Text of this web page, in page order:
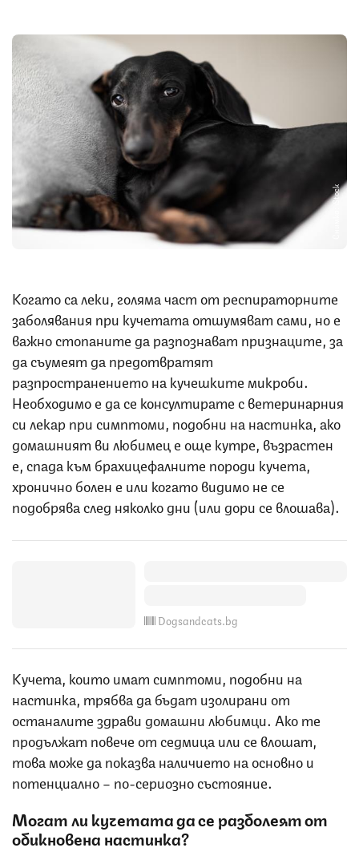
Снимка: iStock
Когато са леки, голяма част от респираторните
заболявания при кучетата отшумяват сами, но е
важно стопаните да разпознават признаците, за
да съумеят да предотвратят
разпространението на кучешките микроби.
Необходимо е да се консултирате с ветеринарния
си лекар при симптоми, подобни на настинка, ако
домашният ви любимец е още кутре, възрастен
е, спада към брахицефалните породи кучета,
хронично болен е или когато видимо не се
подобрява след няколко дни (или дори се влошава).
Dogsandcats.bg
Кучета, които имат симптоми, подобни на
настинка, трябва да бъдат изолирани от
останалите здрави домашни любимци. Ако те
продължат повече от седмица или се влошат,
това може да показва наличието на основно и
потенциално – по-сериозно състояние.
Могат ли кучетата да се разболеят от
обикновена настинка?